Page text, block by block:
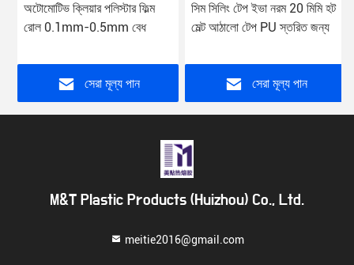
অটোমোটিভ ক্লিয়ার পলিস্টার ফিল্ম
রোল 0.1mm-0.5mm বেধ
সেরা মূল্য পান
সিম সিলিং টেপ ইভা নরম 20 মিমি হট
মেল্ট আঠালো টেপ PU স্তরিত জন্য
সেরা মূল্য পান
M&T Plastic Products (Huizhou) Co., Ltd.
meitie2016@gmail.com